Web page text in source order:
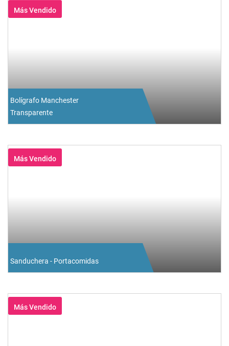
Más Vendido
Bolígrafo Manchester
Transparente
Más Vendido
Sanduchera - Portacomidas
Más Vendido